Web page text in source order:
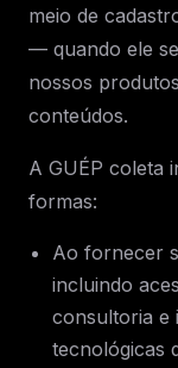
meio de
— quando ele
nossos
conteúdos.
A GUÉP coleta
formas:
Ao fornecer
incluindo
consultoria e
tecnológicas